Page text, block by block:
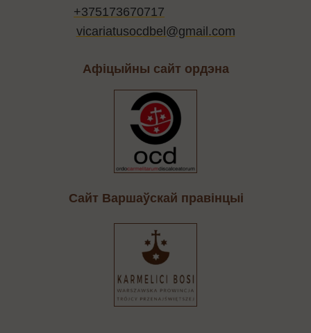
Афіцыйны сайт ордэна
+375173670717
vicariatusocdbel@gmail.com
Cайт Варшаўскай правінцыі